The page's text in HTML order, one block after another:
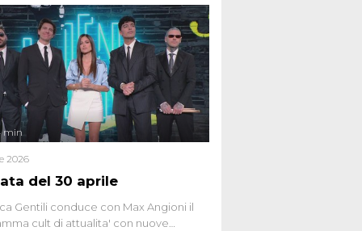
dei sospetti globali e del
che negli ultimi anni hanno
network, talk show, piazze digitali
collettivo.
del 30 aprile
min
2026
Gentili conduce con Max Angioni il
cult di attualita' con nuove